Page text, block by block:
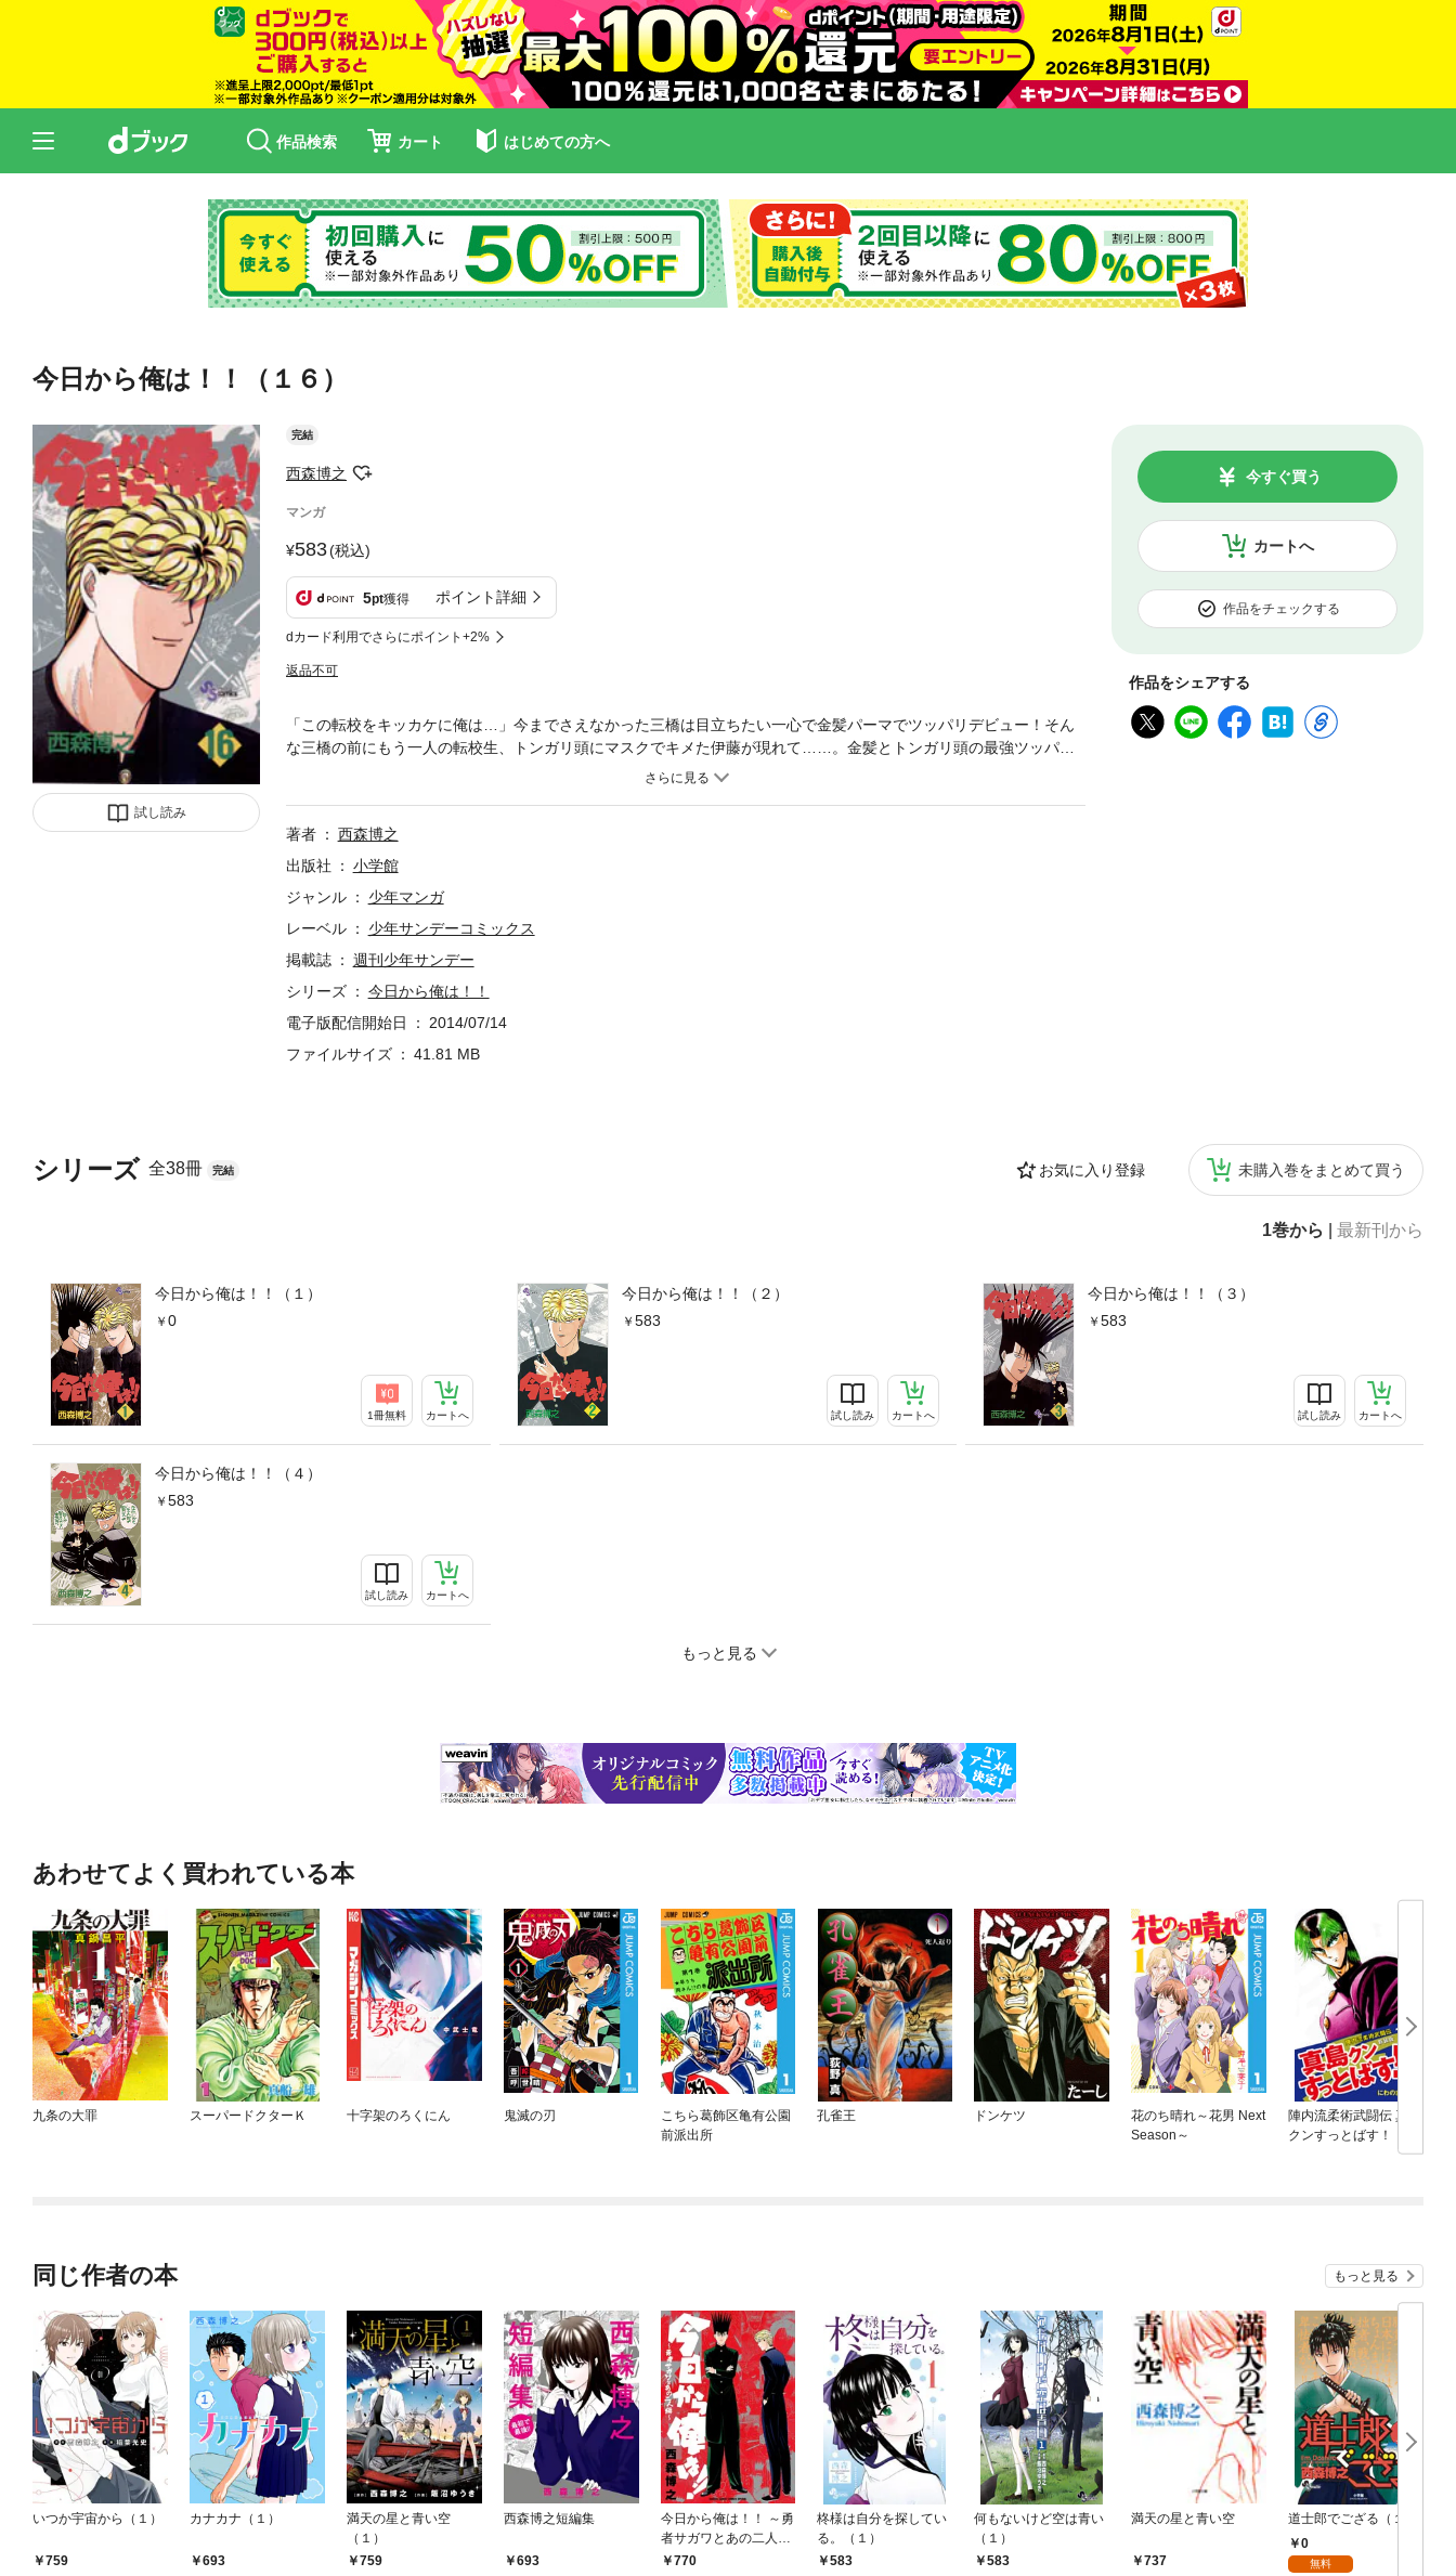
作品検索 カート はじめての方へ
今日から俺は！！（１６）
試し読み
完結
西森博之
マンガ
583(税込)
5pt獲得 ポイント詳細
dカード利用でさらにポイント+2%
返品不可
カートへ
今すぐ買う
作品をチェックする
作品をシェアする
シリーズ 全38冊 完結 お気に入り登録 未購入巻をまとめて買う
1巻から 最新刊から
今日から俺は！！（１）
0
1冊無料 カートへ
今日から俺は！！（２）
583
試し読み カートへ
今日から俺は！！（３）
583
試し読み カートへ
今日から俺は！！（４）
583
試し読み カートへ
もっと見る
「この転校をキッカケに俺は…」今までさえなかった三橋は目立ちたい一心で金髪パーマでツッパリデビュー！そん
な三橋の前にもう一人の転校生、トンガリ頭にマスクでキメた伊藤が現れて……。金髪とトンガリ頭の最強ツッパリ
コンビが繰り広げる青春不良コメディ！待望の第16巻配信。
著者
西森博之
出版社
小学館
ジャンル
少年マンガ
レーベル
少年サンデーコミックス
掲載誌
週刊少年サンデー
シリーズ
今日から俺は！！
電子版配信開始日
2014/07/14
ファイルサイズ
41.81 MB
あわせてよく買われている本
九条の大罪 スーパードクターＫ 十字架のろくにん 鬼滅の刃
こちら葛飾区亀有公園
前派出所
孔雀王 ドンケツ
花のち晴れ～花男 Next
Season～
陣内流柔術武闘伝 真島
クンすっとばす！！
同じ作者の本 もっと見る
いつか宇宙から（１）
759
カナカナ（１）
693
満天の星と青い空
（１）
759
西森博之短編集
693
今日から俺は！！ ～勇
者サガワとあの二人編
～770
柊様は自分を探してい
る。（１）
583
何もないけど空は青い
（１）
583
満天の星と青い空
737
道士郎でござる（１）
0
無料